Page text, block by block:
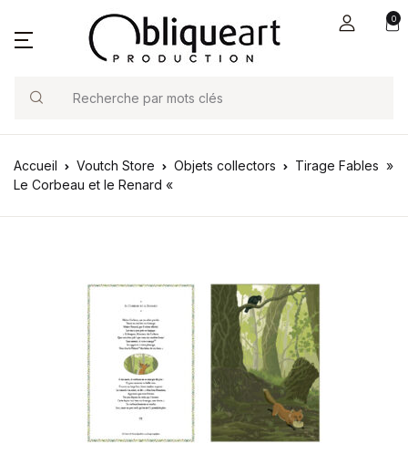
0
Search
Accueil Voutch Store Objets collectors
Tirage Fables »
Le Corbeau et le Renard «